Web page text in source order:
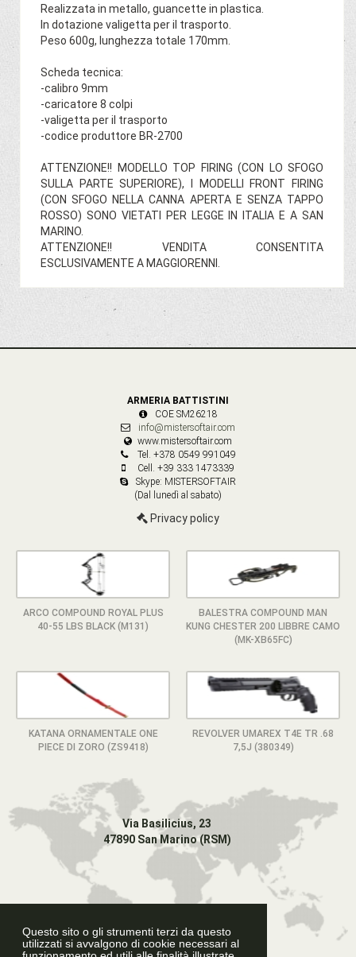
Questo sito o gli strumenti terzi da questo
utilizzati si avvalgono di cookie necessari al
Realizzata in metallo, guancette in plastica.
In dotazione valigetta per il trasporto.
Peso 600g, lunghezza totale 170mm.
Scheda tecnica:
-calibro 9mm
-caricatore 8 colpi
-valigetta per il trasporto
-codice produttore BR-2700
ATTENZIONE!! MODELLO TOP FIRING (CON LO SFOGO
SULLA PARTE SUPERIORE), I MODELLI FRONT FIRING
(CON SFOGO NELLA CANNA APERTA E SENZA TAPPO
ROSSO) SONO VIETATI PER LEGGE IN ITALIA E A SAN
MARINO.
ATTENZIONE!! VENDITA CONSENTITA
ESCLUSIVAMENTE A MAGGIORENNI.
ARMERIA BATTISTINI
COE SM26218
info@mistersoftair.com
www.mistersoftair.com
Tel. +378 0549 991049
Cell. +39 333 1473339
Skype: MISTERSOFTAIR
(Dal lunedì al sabato)
Privacy policy
ARCO COMPOUND ROYAL PLUS
40-55 LBS BLACK (M131)
BALESTRA COMPOUND MAN
KUNG CHESTER 200 LIBBRE CAMO
(MK-XB65FC)
KATANA ORNAMENTALE ONE
PIECE DI ZORO (ZS9418)
REVOLVER UMAREX T4E TR .68
7,5J (380349)
Via Basilicius, 23
47890 San Marino (RSM)